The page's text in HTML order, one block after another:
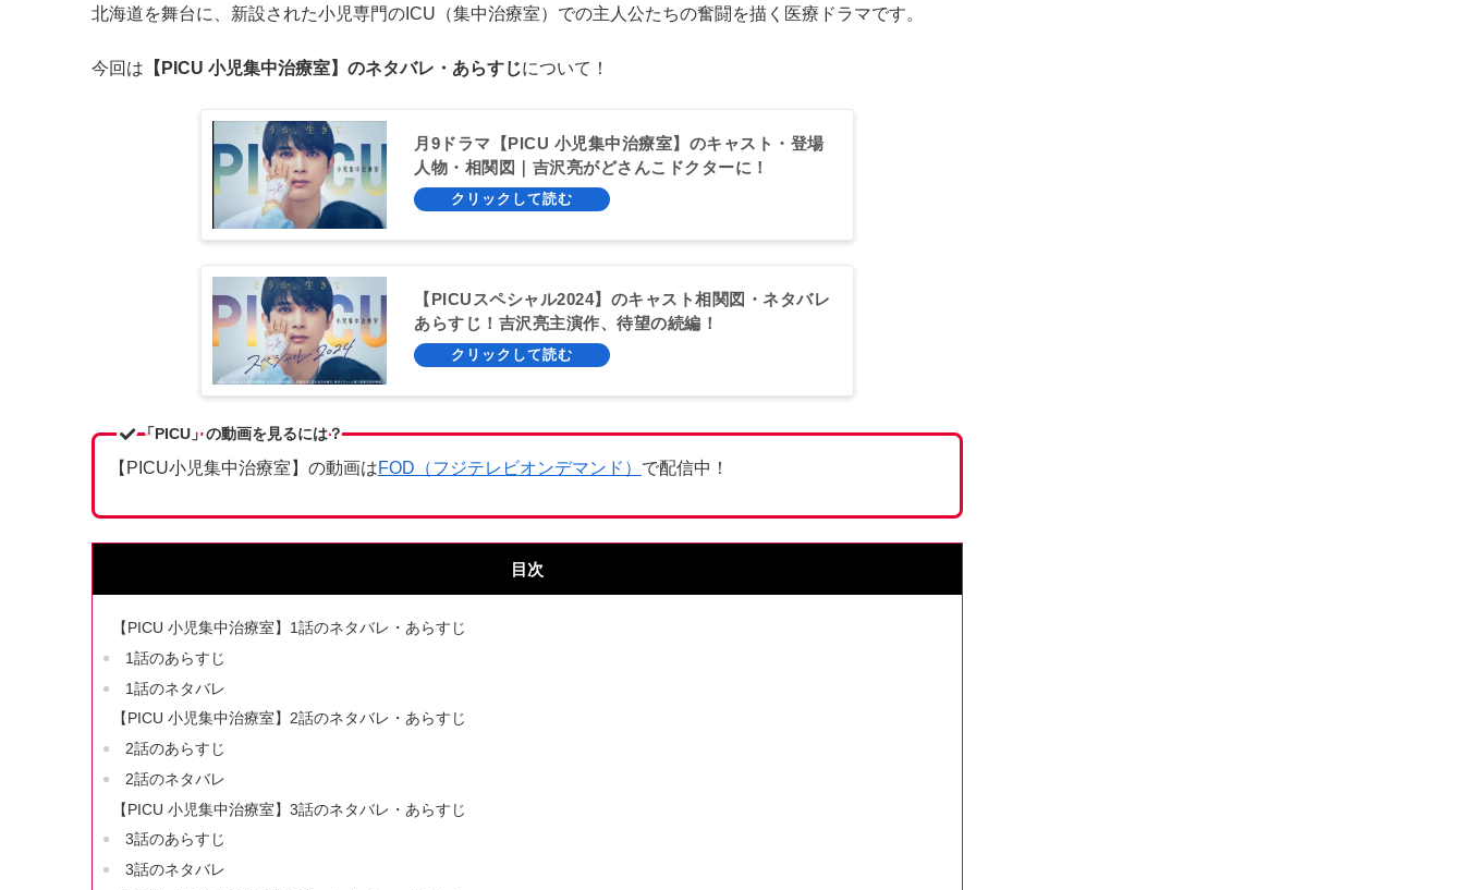
北海道を舞台に、新設された小児専門のICU（集中治療室）での主人公たちの奮闘を描く医療ドラマです。
今回は 【PICU 小児集中治療室】のネタバレ・あらすじについて！
月9ドラマ【PICU 小児集中治療室】のキャスト・登場
人物・相関図｜吉沢亮がどさんこドクターに！
【PICUスペシャル2024】のキャスト相関図・ネタバレ
あらすじ！吉沢亮主演作、待望の続編！
「PICU」の動画を見るには？
【PICU小児集中治療室】の動画はFOD（フジテレビオンデマンド） で配信中！
目次
【PICU 小児集中治療室】1話のネタバレ・あらすじ
1話のあらすじ
1話のネタバレ
【PICU 小児集中治療室】2話のネタバレ・あらすじ
2話のあらすじ
2話のネタバレ
【PICU 小児集中治療室】3話のネタバレ・あらすじ
3話のあらすじ
3話のネタバレ